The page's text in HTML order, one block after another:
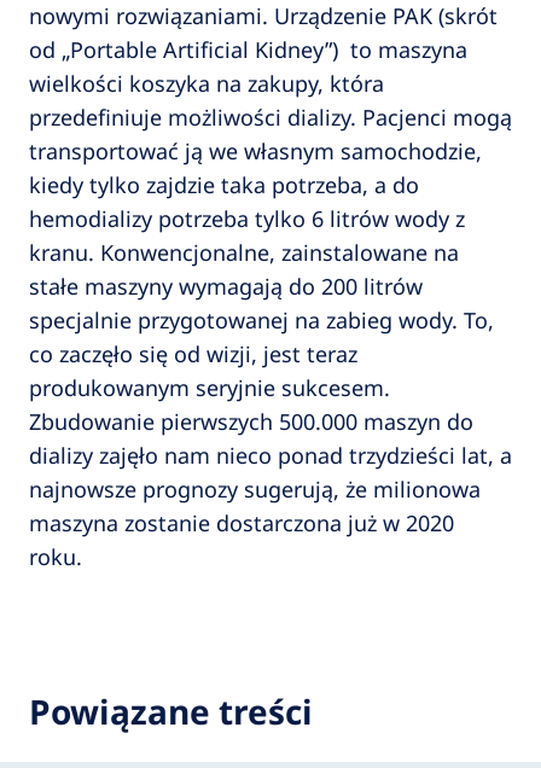
nowymi rozwiązaniami. Urządzenie PAK (skrót
od „Portable Artificial Kidney”) to maszyna
wielkości koszyka na zakupy, która
przedefiniuje możliwości dializy. Pacjenci mogą
transportować ją we własnym samochodzie,
kiedy tylko zajdzie taka potrzeba, a do
hemodializy potrzeba tylko 6 litrów wody z
kranu. Konwencjonalne, zainstalowane na
stałe maszyny wymagają do 200 litrów
specjalnie przygotowanej na zabieg wody. To,
co zaczęło się od wizji, jest teraz
produkowanym seryjnie sukcesem.
Zbudowanie pierwszych 500.000 maszyn do
dializy zajęło nam nieco ponad trzydzieści lat, a
najnowsze prognozy sugerują, że milionowa
maszyna zostanie dostarczona już w 2020
roku.
Powiązane treści